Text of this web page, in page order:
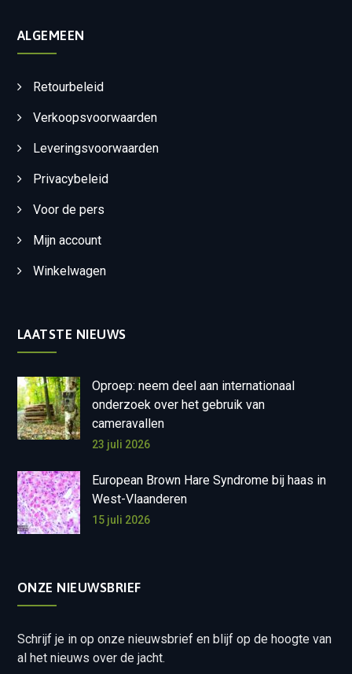
ALGEMEEN
Retourbeleid
Verkoopsvoorwaarden
Leveringsvoorwaarden
Privacybeleid
Voor de pers
Mijn account
Winkelwagen
LAATSTE NIEUWS
Oproep: neem deel aan internationaal
onderzoek over het gebruik van
cameravallen
23 juli 2026
European Brown Hare Syndrome bij haas in
West-Vlaanderen
15 juli 2026
ONZE NIEUWSBRIEF
Schrijf je in op onze nieuwsbrief en blijf op de hoogte van
al het nieuws over de jacht.